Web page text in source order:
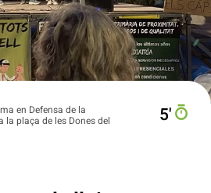
en Defensa de la
la plaça de les Dones del
5′